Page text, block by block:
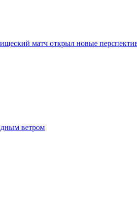
матч открыл новые
ветром